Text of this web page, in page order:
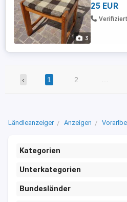
3
25 EUR
‹ 1 2
Ländleanzeiger Anzeigen
Kategorien
Unterkategorien
Bundesländer